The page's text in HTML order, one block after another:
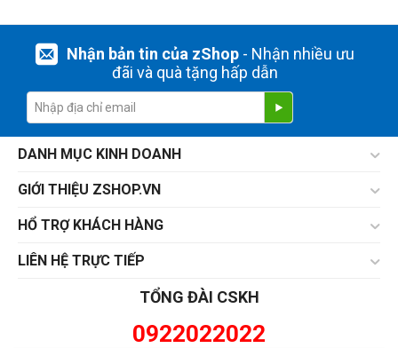
Nhận bản tin của zShop- Nhận nhiều ưu
đãi và quà tặng hấp dẫn
DANH MỤC KINH DOANH
GIỚI THIỆU ZSHOP.VN
HỔ TRỢ KHÁCH HÀNG
LIÊN HỆ TRỰC TIẾP
TỔNG ĐÀI CSKH
0922022022